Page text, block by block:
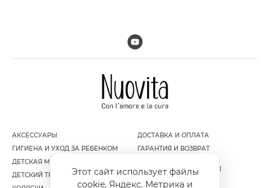
АКСЕССУАРЫ
ГИГИЕНА И УХОД ЗА РЕБЕНКОМ
ДЕТСКАЯ МЕБЕЛЬ
ДЕТСКИЙ ТРАНСПОРТ
ДОСТАВКА И ОПЛАТА
ГАРАНТИЯ И ВОЗВРАТ
КОНФИДЕНЦИАЛЬНОСТИ
ПУБЛИЧНАЯ ОФЕРТА
Этот сайт использует файлы
cookie, Яндекс. Метрика и